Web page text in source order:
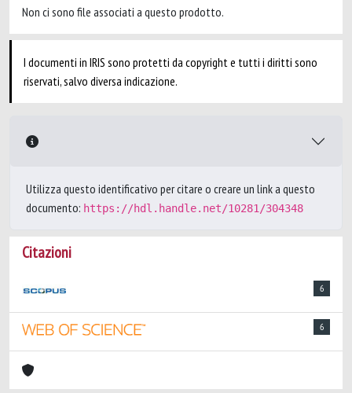
Non ci sono file associati a questo prodotto.
I documenti in IRIS sono protetti da copyright e tutti i diritti sono
riservati, salvo diversa indicazione.
Utilizza questo identificativo per citare o creare un link a questo
documento: https://hdl.handle.net/10281/304348
Citazioni
6
6